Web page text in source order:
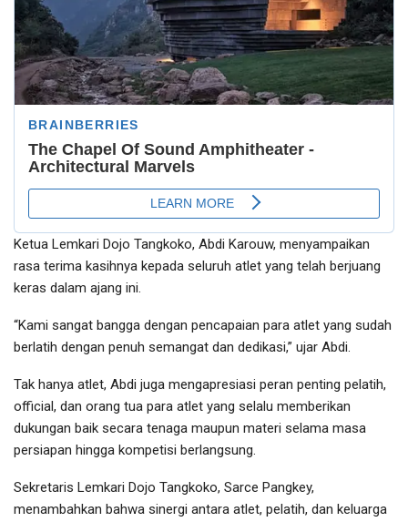
Ketua Lemkari Dojo Tangkoko, Abdi Karouw, menyampaikan
rasa terima kasihnya kepada seluruh atlet yang telah berjuang
keras dalam ajang ini.
“Kami sangat bangga dengan pencapaian para atlet yang sudah
berlatih dengan penuh semangat dan dedikasi,” ujar Abdi.
Tak hanya atlet, Abdi juga mengapresiasi peran penting pelatih,
official, dan orang tua para atlet yang selalu memberikan
dukungan baik secara tenaga maupun materi selama masa
persiapan hingga kompetisi berlangsung.
Sekretaris Lemkari Dojo Tangkoko, Sarce Pangkey,
menambahkan bahwa sinergi antara atlet, pelatih, dan keluarga